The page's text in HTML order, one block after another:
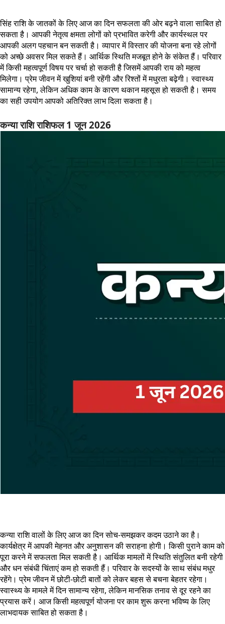
सिंह राशि के जातकों के लिए आज का दिन सफलता की ओर बढ़ने वाला साबित हो
सकता है। आपकी नेतृत्व क्षमता लोगों को प्रभावित करेगी और कार्यस्थल पर
आपकी अलग पहचान बन सकती है। व्यापार में विस्तार की योजना बना रहे लोगों
को अच्छे अवसर मिल सकते हैं। आर्थिक स्थिति मजबूत होने के संकेत हैं। परिवार
में किसी महत्वपूर्ण विषय पर चर्चा हो सकती है जिसमें आपकी राय को महत्व
मिलेगा। प्रेम जीवन में खुशियां बनी रहेंगी और रिश्तों में मधुरता बढ़ेगी। स्वास्थ्य
सामान्य रहेगा, लेकिन अधिक काम के कारण थकान महसूस हो सकती है। समय
का सही उपयोग आपको अतिरिक्त लाभ दिला सकता है।
कन्या राशि राशिफल 1 जून 2026
कन्या राशि वालों के लिए आज का दिन सोच-समझकर कदम उठाने का है।
कार्यक्षेत्र में आपकी मेहनत और अनुशासन की सराहना होगी। किसी पुराने काम को
पूरा करने में सफलता मिल सकती है। आर्थिक मामलों में स्थिति संतुलित बनी रहेगी
और धन संबंधी चिंताएं कम हो सकती हैं। परिवार के सदस्यों के साथ संबंध मधुर
रहेंगे। प्रेम जीवन में छोटी-छोटी बातों को लेकर बहस से बचना बेहतर रहेगा।
स्वास्थ्य के मामले में दिन सामान्य रहेगा, लेकिन मानसिक तनाव से दूर रहने का
प्रयास करें। आज किसी महत्वपूर्ण योजना पर काम शुरू करना भविष्य के लिए
लाभदायक साबित हो सकता है।